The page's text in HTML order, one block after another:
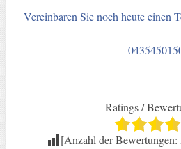
Vereinbaren Sie noch heute einen
Ratings /
[Anzahl der Bewertungen: